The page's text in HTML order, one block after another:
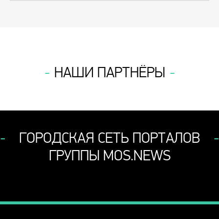
НАШИ ПАРТНЁРЫ
ГОРОДСКАЯ СЕТЬ ПОРТАЛОВ
ГРУППЫ MOS.NEWS